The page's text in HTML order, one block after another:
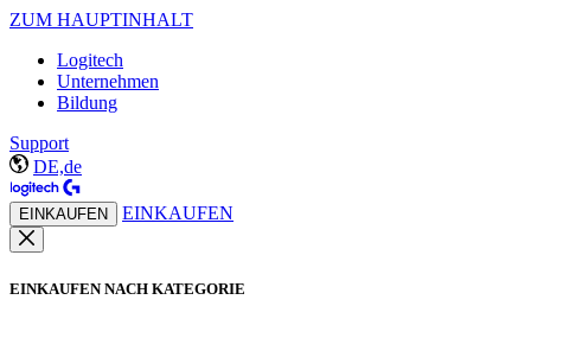
ZUM HAUPTINHALT
Logitech
Unternehmen
Bildung
Support
DE,de
EINKAUFEN EINKAUFEN
EINKAUFEN NACH KATEGORIE